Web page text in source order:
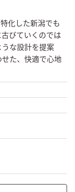
化した新潟でも
びていくのでは
な設計を提案
た、快適で心地